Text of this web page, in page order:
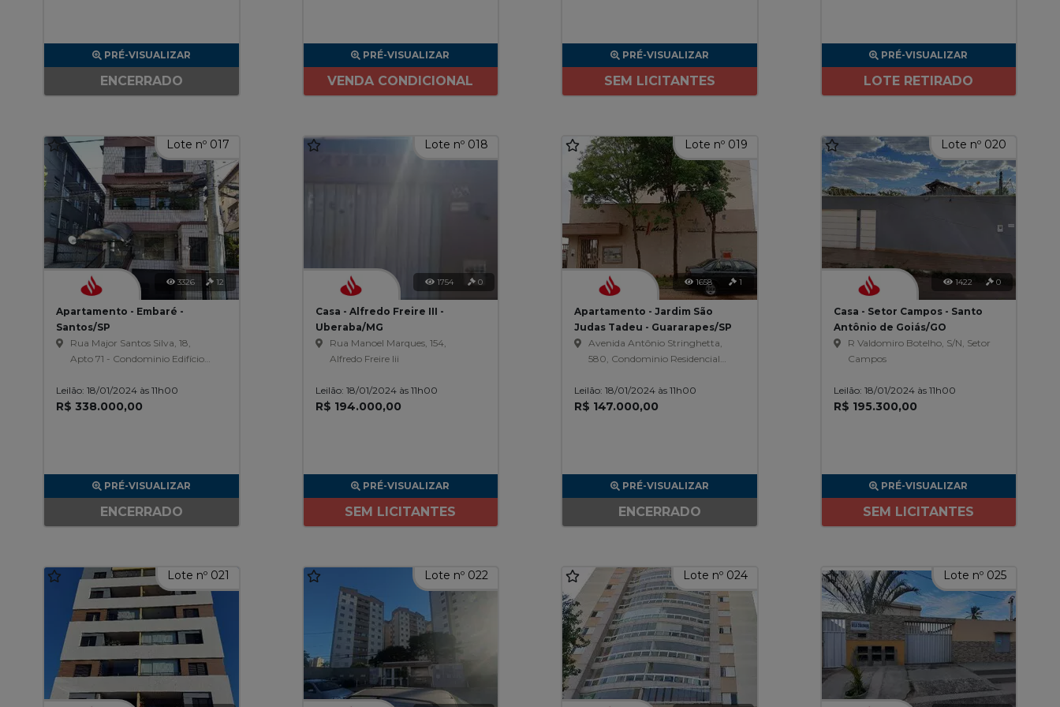
PRÉ-VISUALIZAR
ENCERRADO
PRÉ-VISUALIZAR
VENDA CONDICIONAL
PRÉ-VISUALIZAR
SEM LICITANTES
PRÉ-VISUALIZAR
LOTE RETIRADO
Lote nº 017
3326 12
Apartamento - Embaré -
Santos/SP
Rua Major Santos Silva, 18,
Apto 71 - Condominio Edifício
Leilão: 18/01/2024 às 11h00
R$ 338.000,00
PRÉ-VISUALIZAR
ENCERRADO
Lote nº 018
1754 0
Casa - Alfredo Freire III -
Uberaba/MG
Rua Manoel Marques, 154,
Alfredo Freire Iii
Leilão: 18/01/2024 às 11h00
R$ 194.000,00
PRÉ-VISUALIZAR
SEM LICITANTES
Lote nº 019
1658 1
Apartamento - Jardim São
Judas Tadeu - Guararapes/SP
Avenida Antônio Stringhetta,
580, Condominio Residencial
De Garagem Determinadas,
Jardim Sao Judas Tadeu
Leilão: 18/01/2024 às 11h00
R$ 147.000,00
PRÉ-VISUALIZAR
ENCERRADO
Lote nº 020
1422 0
Casa - Setor Campos - Santo
Antônio de Goiás/GO
R Valdomiro Botelho, S/N, Setor
Campos
Leilão: 18/01/2024 às 11h00
R$ 195.300,00
PRÉ-VISUALIZAR
SEM LICITANTES
Lote nº 021 Lote nº 022 Lote nº 024 Lote nº 025